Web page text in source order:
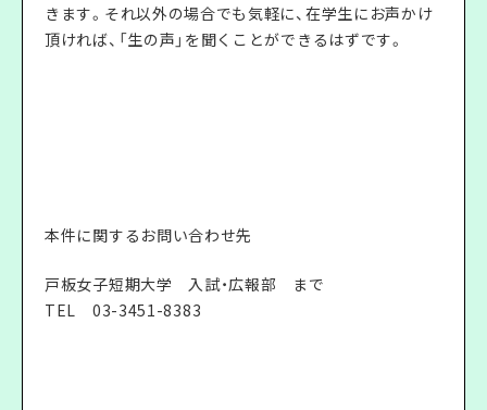
きます。それ以外の場合でも気軽に、在学生にお声かけ
頂ければ、「生の声」を聞くことができるはずです。
本件に関するお問い合わせ先
戸板女子短期大学 入試・広報部 まで
TEL 03-3451-8383